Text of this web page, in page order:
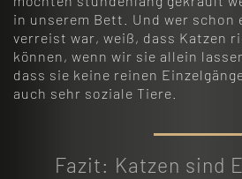
in unserem Bett. Und wer schon
verreist war, weiß, dass Katzen
können, wenn wir sie allein
dass sie keine reinen
auch sehr soziale Tiere.
Fazit: Katzen sind